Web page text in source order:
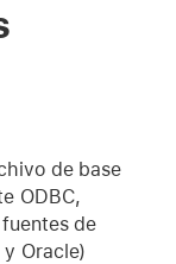
de base
ODBC,
de
Oracle)